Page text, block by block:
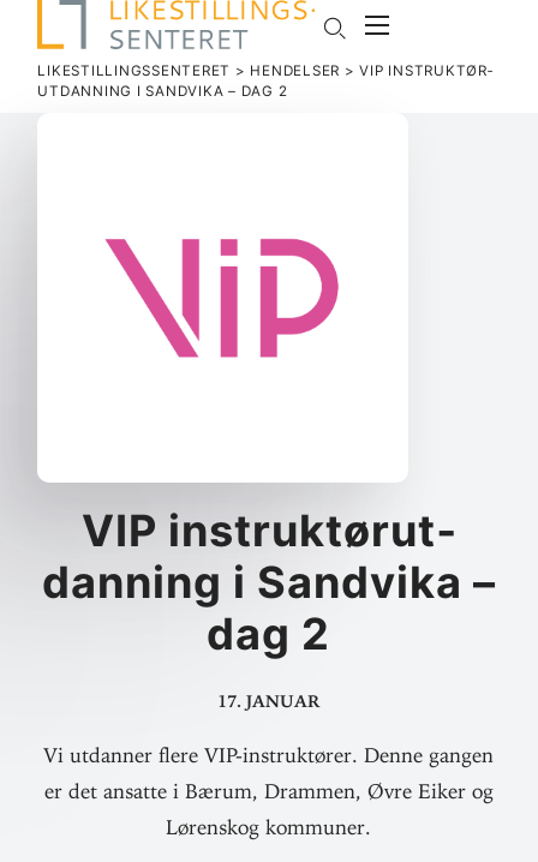
LIKESTILLINGSSENTERET > HENDELSER >VIP INSTRUK­TØR­
UT­DANNING I SANDVIKA – DAG 2
VIP instruk­tør­ut­
danning i Sandvika –
dag 2
17. januar
Vi utdanner flere VIP-instruktører. Denne gangen
er det ansatte i Bærum, Drammen, Øvre Eiker og
Lørenskog kommuner.